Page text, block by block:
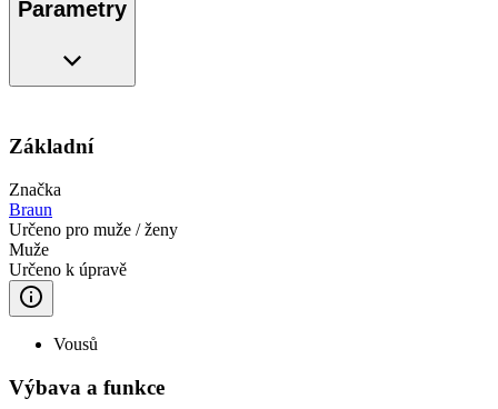
Parametry
Základní
Značka
Braun
Určeno pro muže / ženy
Muže
Určeno k úpravě
Vousů
Výbava a funkce